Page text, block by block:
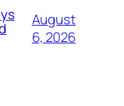
August
6, 2026